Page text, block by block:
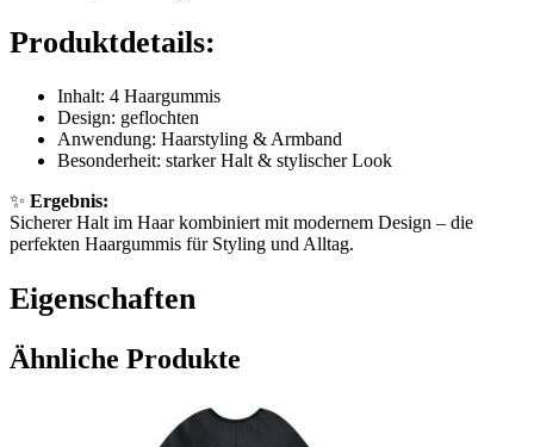
Produktdetails:
Inhalt: 4 Haargummis
Design: geflochten
Anwendung: Haarstyling & Armband
Besonderheit: starker Halt & stylischer Look
✨ Ergebnis:
Sicherer Halt im Haar kombiniert mit modernem Design – die
perfekten Haargummis für Styling und Alltag.
Eigenschaften
Ähnliche Produkte